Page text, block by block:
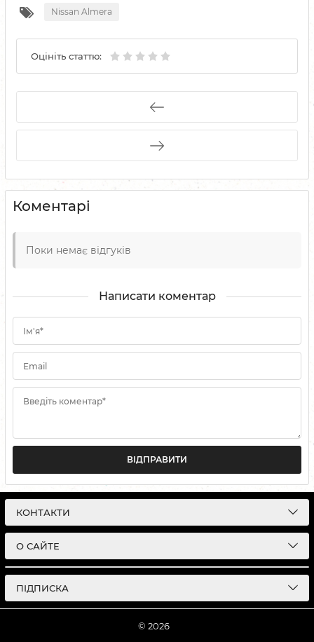
Nissan Almera
Оцініть статтю:
Коментарі
Поки немає відгуків
Написати коментар
Ім'я*
Email
Введіть коментар*
ВІДПРАВИТИ
КОНТАКТИ
О САЙТЕ
ПІДПИСКА
© 2026